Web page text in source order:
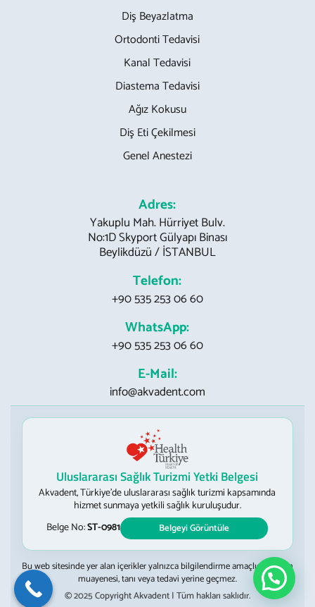
Diş Beyazlatma
Ortodonti Tedavisi
Kanal Tedavisi
Diastema Tedavisi
Ağız Kokusu
Diş Eti Çekilmesi
Genel Anestezi
Adres:
Yakuplu Mah. Hürriyet Bulv.
No:1D Skyport Gülyapı Binası
Beylikdüzü / İSTANBUL
Telefon:
+90 535 253 06 60
WhatsApp:
+90 535 253 06 60
E-Mail:
info@akvadent.com
Uluslararası Sağlık Turizmi Yetki Belgesi
Akvadent, Türkiye’de uluslararası sağlık turizmi kapsamında
hizmet sunmaya yetkili sağlık kuruluşudur.
Belge No:ST-0981 Belgeyi Görüntüle
Bu web sitesinde yer alan içerikler yalnızca bilgilendirme amaçlıdır; hekim
muayenesi, tanı veya tedavi yerine geçmez.
© 2025 Copyright Akvadent | Tüm hakları saklıdır.